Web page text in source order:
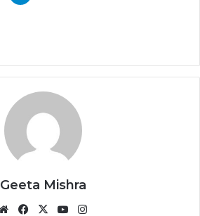
Geeta Mishra
WebsiteFacebook
X YouTube